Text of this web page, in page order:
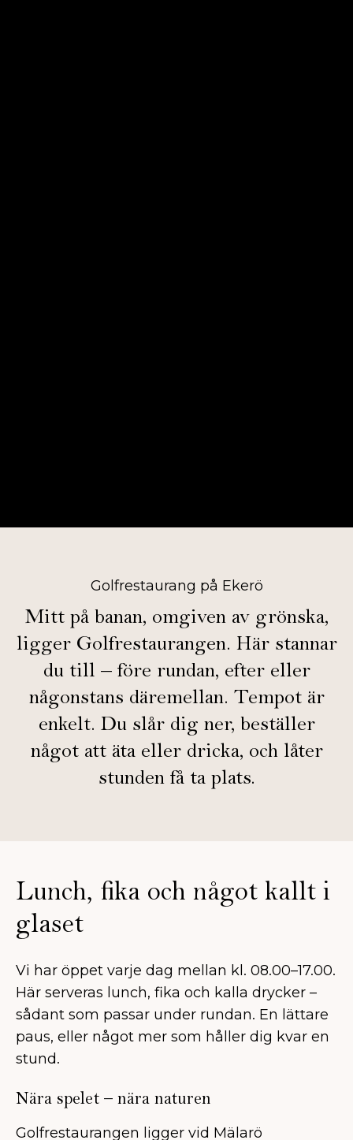
Golfrestaurang på Ekerö
Mitt på banan, omgiven av grönska,
ligger Golfrestaurangen. Här stannar
du till – före rundan, efter eller
någonstans däremellan. Tempot är
enkelt. Du slår dig ner, beställer
något att äta eller dricka, och låter
stunden få ta plats.
Lunch, fika och något kallt i
glaset
Vi har öppet varje dag mellan kl. 08.00–17.00.
Här serveras lunch, fika och kalla drycker –
sådant som passar under rundan. En lättare
paus, eller något mer som håller dig kvar en
stund.
Nära spelet – nära naturen
Golfrestaurangen ligger vid Mälarö